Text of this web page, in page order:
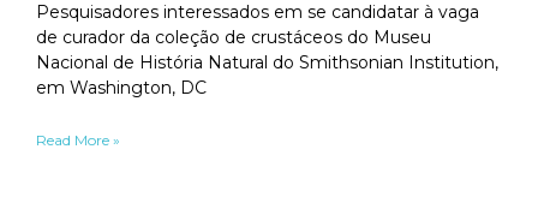
Pesquisadores interessados em se candidatar à vaga
de curador da coleção de crustáceos do Museu
Nacional de História Natural do Smithsonian Institution,
em Washington, DC
Read More »